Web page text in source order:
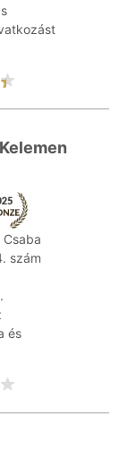
Csaba
szám
és